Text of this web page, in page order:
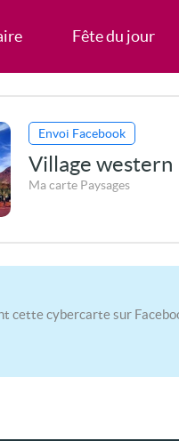
Fête du jour
Envoi Facebook
Village western
Ma carte Paysages
cette cybercarte sur